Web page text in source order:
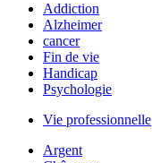
Addiction
Alzheimer
cancer
Fin de vie
Handicap
Psychologie
Vie professionnelle
Argent